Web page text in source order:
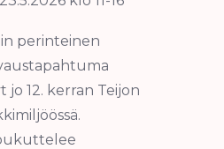
perinteinen
jo 12. kerran Teijon